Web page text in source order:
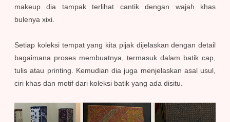
makeup dia tampak terlihat cantik dengan wajah khas
bulenya xixi.
Setiap koleksi tempat yang kita pijak dijelaskan dengan detail
bagaimana proses membuatnya, termasuk dalam batik cap,
tulis atau printing. Kemudian dia juga menjelaskan asal usul,
ciri khas dan motif dari koleksi batik yang ada disitu.